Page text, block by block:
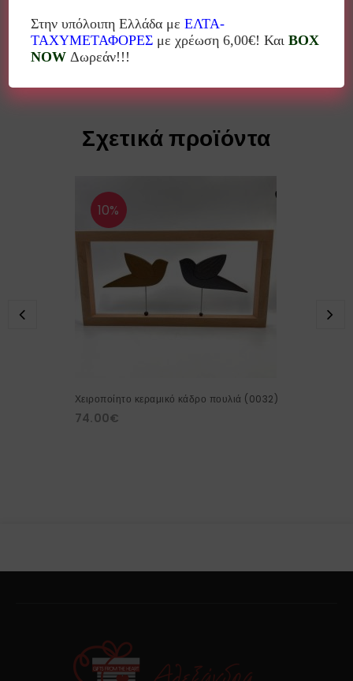
καινούργιο, τις επιθυμίες και τα
όνειρα μας…”
Σχετικά προϊόντα
10%
Χειροποίητο κεραμικό κάδρο πουλιά (0032)
74.00€
Στην υπόλοιπη Ελλάδα μεΕΛΤΑ-
ΤΑΧΥΜΕΤΑΦΟΡΕΣ με χρέωση 6,00€! ΚαιBOX
NOW Δωρεάν!!!